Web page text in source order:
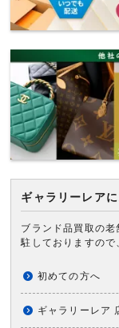
ギャラリーレア
ブランド品買取の
駐しておりますので
初めての方へ
ギャラリーレア